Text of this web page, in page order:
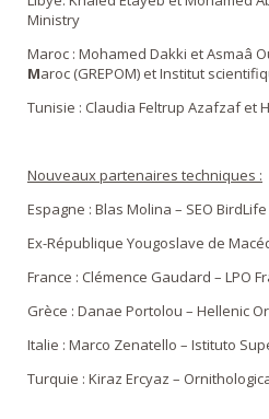
Ministry
Maroc : Mohamed Dakki et Asmaâ
Maroc (GREPOM) et Institut
Tunisie : Claudia Feltrup Azafzaf et
Nouveaux partenaires techniques :
Espagne : Blas Molina – SEO
Ex-République Yougoslave de
France : Clémence Gaudard – LPO
Grèce : Danae Portolou – Hellenic
Italie : Marco Zenatello – Istituto
Turquie : Kiraz Ercyaz –